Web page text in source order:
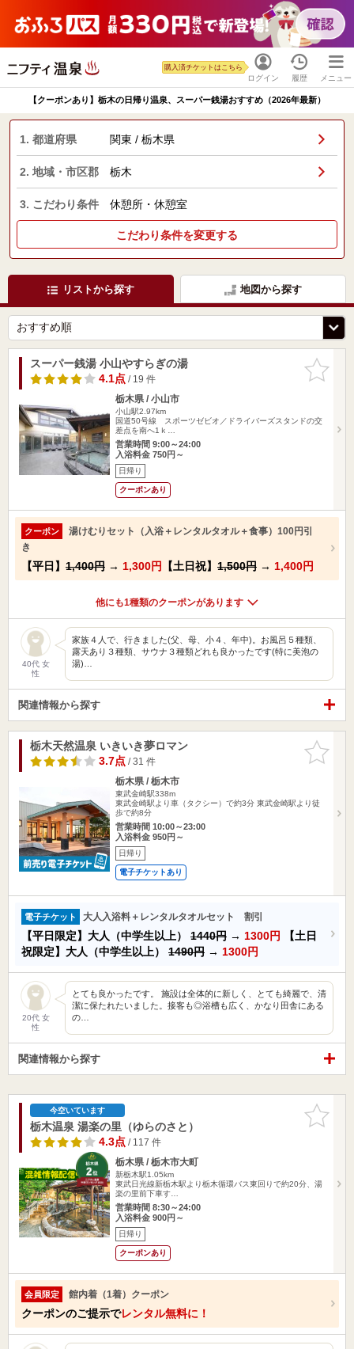
ログイン
購入済チケットはこちら
履歴 メニュー
【クーポンあり】栃木の日帰り温泉、スーパー銭湯おすすめ（2026年最新）
1. 都道府県 関東 / 栃木県
2. 地域・市区郡 栃木
3. こだわり条件 休憩所・休憩室
こだわり条件を変更する
リストから探す 地図から探す
お気に入
りに追加
スーパー銭湯 小山やすらぎの湯
4.1点/ 19 件
栃木県 / 小山市
小山駅2.97km
国道50号線 スポーツゼビオ／ドライバーズスタンドの交
差点を南へ1ｋ…
営業時間 9:00～24:00
入浴料金 750円～
日帰り
クーポンあり
クーポン
湯けむりセット（入浴＋レンタルタオル＋食事）100円引
き
【平日】 1,400円 → 1,300円 【土日祝】 1,500円 → 1,400円
他にも1種類のクーポンがあります
40代 女
性
家族４人で、行きました(父、母、小４、年中)。お風呂５種類、
露天あり３種類、サウナ３種類どれも良かったです(特に美泡の
湯)…
関連情報から探す
お気に入
りに追加
栃木天然温泉 いきいき夢ロマン
3.7点/ 31 件
栃木県 / 栃木市
東武金崎駅338m
東武金崎駅より車（タクシー）で約3分 東武金崎駅より徒
歩で約8分
営業時間 10:00～23:00
入浴料金 950円～
日帰り
電子チケットあり
電子チケット 大人入浴料＋レンタルタオルセット 割引
【平日限定】大人（中学生以上） 1440円 → 1300円
【土日
祝限定】大人（中学生以上） 1490円 → 1300円
20代 女
性
とても良かったです。 施設は全体的に新しく、とても綺麗で、清
潔に保たれたいました。接客も◎浴槽も広く、かなり田舎にある
の…
関連情報から探す
お気に入
りに追加
今空いています
栃木温泉 湯楽の里（ゆらのさと）
4.3点/ 117 件
栃木県 / 栃木市大町
新栃木駅1.05km
東武日光線新栃木駅より栃木循環バス東回りで約20分、湯
楽の里前下車す…
営業時間 8:30～24:00
入浴料金 900円～
日帰り
クーポンあり
会員限定 館内着（1着）クーポン
クーポンのご提示でレンタル無料に！